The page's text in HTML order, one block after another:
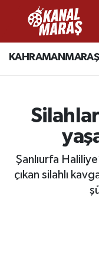
KAHRAMANMARAŞ
Şanlıurfa
çıkan silahlı
CANLI YAYIN
GÜNCEL
SİYASET
Süper Lig
Tüm